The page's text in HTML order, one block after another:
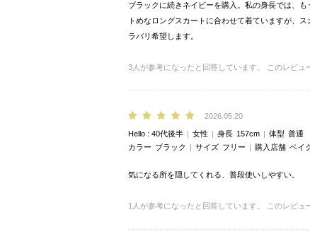
ブラックに続きネイビーを購入。私の身長では、
トめなロングスカートに合わせて着ていますが、
ラバリ希望します。
3 人が参考になったと回答しています。 このレビュ
2026.05.20
Hello 40代後半 女性 身長 157cm 体型 普通
カラー ブラック サイズ フリー 購入店舗 ベイ
気になる所を隠してくれる、普段使いしやすい。
1 人が参考になったと回答しています。 このレビュ